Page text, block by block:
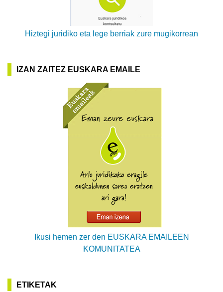
Hiztegi juridiko eta lege berriak zure mugikorrean
IZAN ZAITEZ EUSKARA EMAILE
Ikusi hemen zer den EUSKARA EMAILEEN
KOMUNITATEA
ETIKETAK